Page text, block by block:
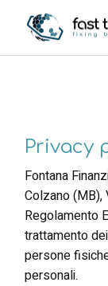
Privacy
Fontana
Colzano (MB),
Regolamento
trattamento
persone
personali.